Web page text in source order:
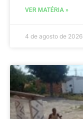
VER MATÉRIA »
4 de agosto de 2026